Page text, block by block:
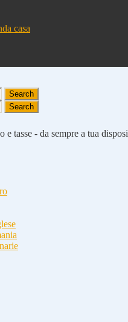
casa
tasse - da sempre a tua